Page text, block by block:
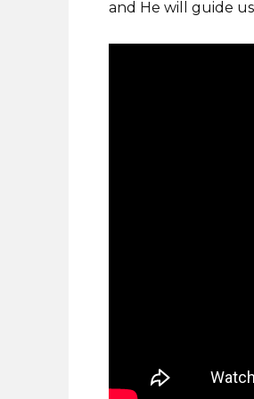
and He will guide